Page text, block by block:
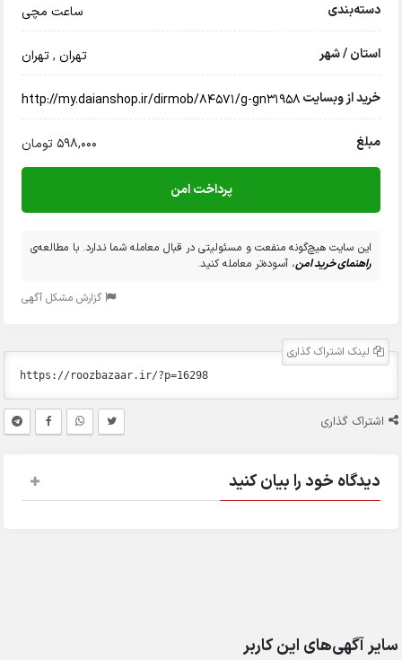
دسته‌بندی ساعت مچی
استان / شهر تهران,تهران
خرید از وبسایتhttp://my.daianshop.ir/dirmob/84571/g-gn31958
مبلغ 598,000 تومان
پرداخت امن
این سایت هیچ‌گونه منفعت و مسئولیتی در قبال معامله شما ندارد. با مطالعه‌ی
راهنمای خرید امن، آسوده‌تر معامله کنید.
گزارش مشکل آگهی
لینک اشتراک گذاری
اشتراک گذاری
دیدگاه خود را بیان کنید
سایر آگهی‌های این کاربر